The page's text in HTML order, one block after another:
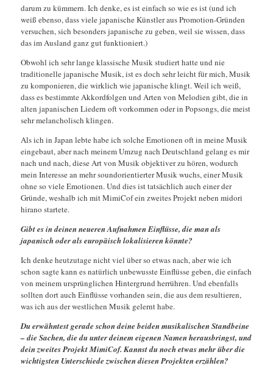
darum zu kümmern. Ich denke, es ist einfach so wie es ist (und ich
weiß ebenso, dass viele japanische Künstler aus Promotion-Gründen
versuchen, sich besonders japanische zu geben, weil sie wissen, dass
das im Ausland ganz gut funktioniert.)
Obwohl ich sehr lange klassische Musik studiert hatte und nie
traditionelle japanische Musik, ist es doch sehr leicht für mich, Musik
zu komponieren, die wirklich wie japanische klingt. Weil ich weiß,
dass es bestimmte Akkordfolgen und Arten von Melodien gibt, die in
alten japanischen Liedern oft vorkommen oder in Popsongs, die meist
sehr melancholisch klingen.
Als ich in Japan lebte habe ich solche Emotionen oft in meine Musik
eingebaut, aber nach meinem Umzug nach Deutschland gelang es mir
nach und nach, diese Art von Musik objektiver zu hören, wodurch
mein Interesse an mehr soundorientierter Musik wuchs, einer Musik
ohne so viele Emotionen. Und dies ist tatsächlich auch einer der
Gründe, weshalb ich mit MimiCof ein zweites Projekt neben midori
hirano startete.
Gibt es in deinen neueren Aufnahmen Einflüsse, die man als
japanisch oder als europäisch lokalisieren könnte?
Ich denke heutzutage nicht viel über so etwas nach, aber wie ich
schon sagte kann es natürlich unbewusste Einflüsse geben, die einfach
von meinem ursprünglichen Hintergrund herrühren. Und ebenfalls
sollten dort auch Einflüsse vorhanden sein, die aus dem resultieren,
was ich aus der westlichen Musik gelernt habe.
Du erwähntest gerade schon deine beiden musikalischen Standbeine
– die Sachen, die du unter deinem eigenen Namen herausbringst, und
dein zweites Projekt MimiCof. Kannst du noch etwas mehr über die
wichtigsten Unterschiede zwischen diesen Projekten erzählen?